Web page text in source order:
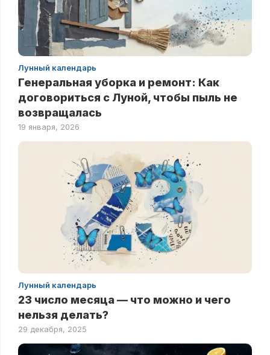
Лунный календарь
Генеральная уборка и ремонт: Как
договориться с Луной, чтобы пыль не
возвращалась
19 января, 2026
Лунный календарь
23 число месяца — что можно и чего
нельзя делать?
29 декабря, 2025